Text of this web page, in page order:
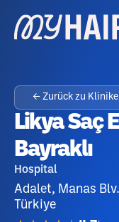
← Zurück zu
Likya Saç
Bayraklı
Hospital
Adalet, Manas
Türkiye